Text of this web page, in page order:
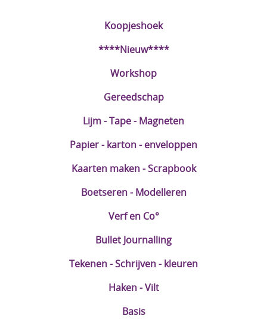
Koopjeshoek
****Nieuw****
Workshop
Gereedschap
Lijm - Tape - Magneten
Papier - karton - enveloppen
Kaarten maken - Scrapbook
Boetseren - Modelleren
Verf en Co°
Bullet Journalling
Tekenen - Schrijven - kleuren
Haken - Vilt
Basis